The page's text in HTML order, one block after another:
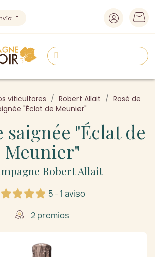
viticultores Robert Allait
Rosé de
"Éclat de Meunier"
saignée "Éclat de
Meunier"
Robert Allait
5 - 1 aviso
2 premios